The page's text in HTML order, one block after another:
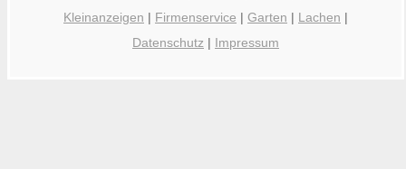
Kleinanzeigen | Firmenservice | Garten | Lachen |
Datenschutz | Impressum